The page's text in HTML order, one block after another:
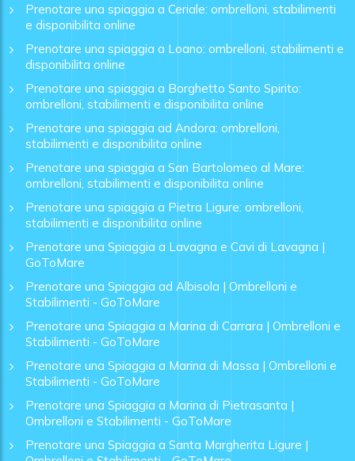
Prenotare una spiaggia a Ceriale: ombrelloni, stabilimenti
e disponibilita online
Prenotare una spiaggia a Loano: ombrelloni, stabilimenti e
disponibilita online
Prenotare una spiaggia a Borghetto Santo Spirito:
ombrelloni, stabilimenti e disponibilita online
Prenotare una spiaggia ad Andora: ombrelloni,
stabilimenti e disponibilita online
Prenotare una spiaggia a San Bartolomeo al Mare:
ombrelloni, stabilimenti e disponibilita online
Prenotare una spiaggia a Pietra Ligure: ombrelloni,
stabilimenti e disponibilita online
Prenotare una Spiaggia a Lavagna e Cavi di Lavagna |
GoToMare
Prenotare una Spiaggia ad Albisola | Ombrelloni e
Stabilimenti - GoToMare
Prenotare una Spiaggia a Marina di Carrara | Ombrelloni e
Stabilimenti - GoToMare
Prenotare una Spiaggia a Marina di Massa | Ombrelloni e
Stabilimenti - GoToMare
Prenotare una Spiaggia a Marina di Pietrasanta |
Ombrelloni e Stabilimenti - GoToMare
Prenotare una Spiaggia a Santa Margherita Ligure |